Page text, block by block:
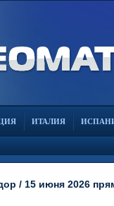
ИТАЛИЯ
/ 15 июня 2026